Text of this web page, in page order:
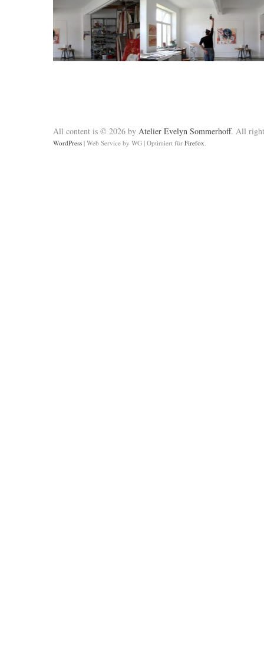
All content is © 2026 by Atelier Evelyn Sommerhoff. All
WordPress | Web Service by WG | Optimiert für Firefox.